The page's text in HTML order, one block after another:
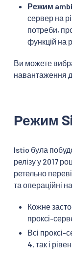
Режим
сервер на
потреби,
функцій на
Ви можете
навантаження
Режим
Istio була
релізу у 2017
ретельно
та операційні
Кожне
проксі-
Всі проксі-
4, так і